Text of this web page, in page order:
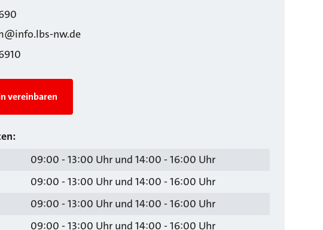
nw.de
vereinbaren
09:00 - 13:00 Uhr und 14:00 - 16:00 Uhr
09:00 - 13:00 Uhr und 14:00 - 16:00 Uhr
09:00 - 13:00 Uhr und 14:00 - 16:00 Uhr
09:00 - 13:00 Uhr und 14:00 - 16:00 Uhr